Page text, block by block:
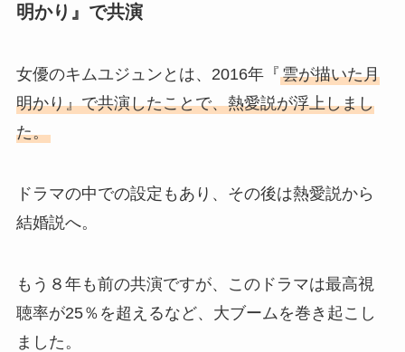
明かり』で共演
女優のキムユジュンとは、2016年『雲が描いた月
明かり』で共演したことで、熱愛説が浮上しまし
た。
ドラマの中での設定もあり、その後は熱愛説から
結婚説へ。
もう８年も前の共演ですが、このドラマは最高視
聴率が25％を超えるなど、大ブームを巻き起こし
ました。